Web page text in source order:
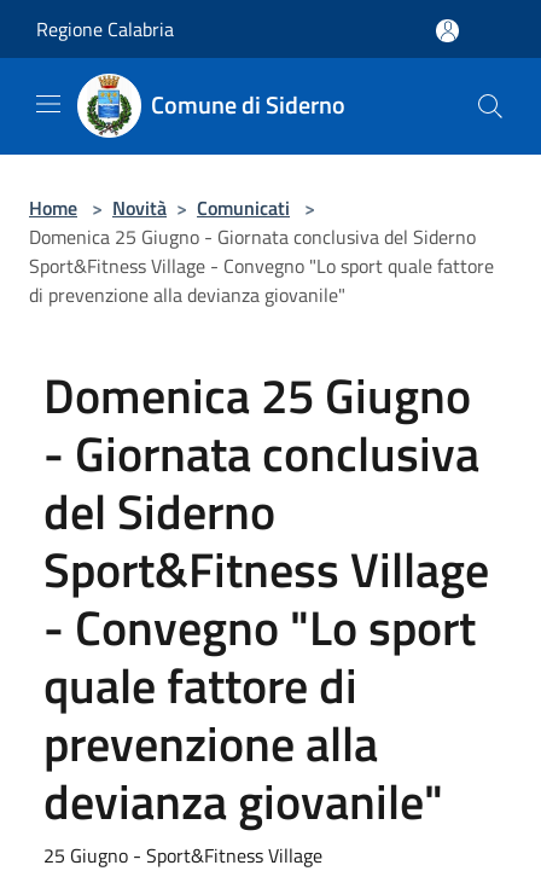
Regione Calabria
Comune di Siderno
Home > Novità > Comunicati >
Domenica 25 Giugno - Giornata conclusiva del Siderno
Sport&Fitness Village - Convegno "Lo sport quale fattore
di prevenzione alla devianza giovanile"
Domenica 25 Giugno
- Giornata conclusiva
del Siderno
Sport&Fitness Village
- Convegno "Lo sport
quale fattore di
prevenzione alla
devianza giovanile"
25 Giugno - Sport&Fitness Village